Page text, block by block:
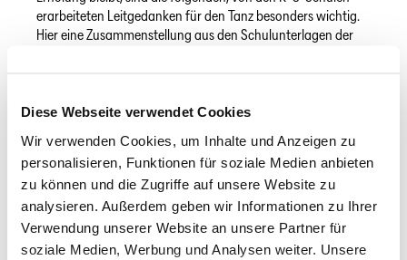
Diese Webseite verwendet Cookies
Wir verwenden Cookies, um Inhalte und Anzeigen zu
personalisieren, Funktionen für soziale Medien anbieten
zu können und die Zugriffe auf unsere Website zu
analysieren. Außerdem geben wir Informationen zu Ihrer
Verwendung unserer Website an unsere Partner für
soziale Medien, Werbung und Analysen weiter. Unsere
erarbeiteten Leitgedanken für den Tanz besonders wichtig.
Hier eine Zusammenstellung aus den Schulunterlagen der
Freistellungen für ausserschulische Anlässe wie der
Besuch von Intensivkursen, die Teilnahme an
Wettbewerben usw.
Individualisierende Unterrichtsmethoden
Individuelle schulische Betreuung nach Absenzen
Individuallösungen in den Regelschulen betreffend
Lektionsentlastungen und Freistellungen